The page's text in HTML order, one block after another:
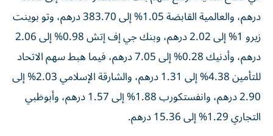
درهم، والعالمية القابضة 1.05% إلى 383.70 درهم، وتو بوينت
زيرو 1% إلى 2.02 درهم، وبنك جي إف إتش 0.98% إلى 2.06
درهم، وأدنيك 0.28% إلى 7.05 درهم، فيما هبط سهم الاتحاد
للتأمين 4.38% إلى 1.31 درهم، والشارقة الإسلامي 2.03% إلى
2.90 درهم، وانفستكورب 1.88% إلى 1.57 درهم، وأبوظبي
التجاري 1.29% إلى 15.36 درهم.